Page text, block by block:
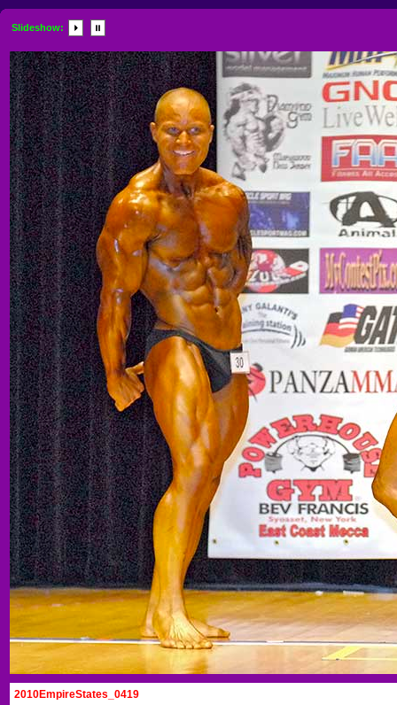
Slideshow:
2010EmpireStates_0419